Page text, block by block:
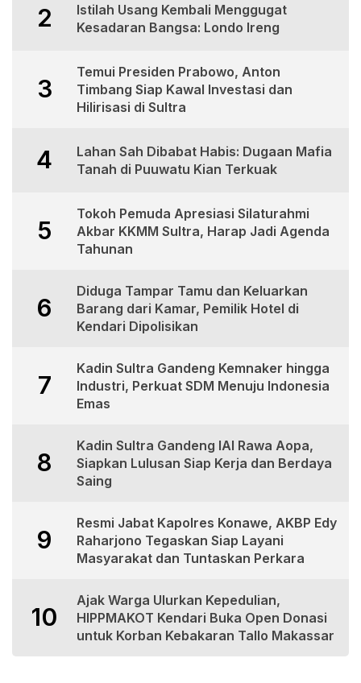
2
Istilah Usang Kembali Menggugat
Kesadaran Bangsa: Londo Ireng
3
Temui Presiden Prabowo, Anton
Timbang Siap Kawal Investasi dan
Hilirisasi di Sultra
4
Lahan Sah Dibabat Habis: Dugaan Mafia
Tanah di Puuwatu Kian Terkuak
5
Tokoh Pemuda Apresiasi Silaturahmi
Akbar KKMM Sultra, Harap Jadi Agenda
Tahunan
6
Diduga Tampar Tamu dan Keluarkan
Barang dari Kamar, Pemilik Hotel di
Kendari Dipolisikan
7
Kadin Sultra Gandeng Kemnaker hingga
Industri, Perkuat SDM Menuju Indonesia
Emas
8
Kadin Sultra Gandeng IAI Rawa Aopa,
Siapkan Lulusan Siap Kerja dan Berdaya
Saing
9
Resmi Jabat Kapolres Konawe, AKBP Edy
Raharjono Tegaskan Siap Layani
Masyarakat dan Tuntaskan Perkara
10
Ajak Warga Ulurkan Kepedulian,
HIPPMAKOT Kendari Buka Open Donasi
untuk Korban Kebakaran Tallo Makassar